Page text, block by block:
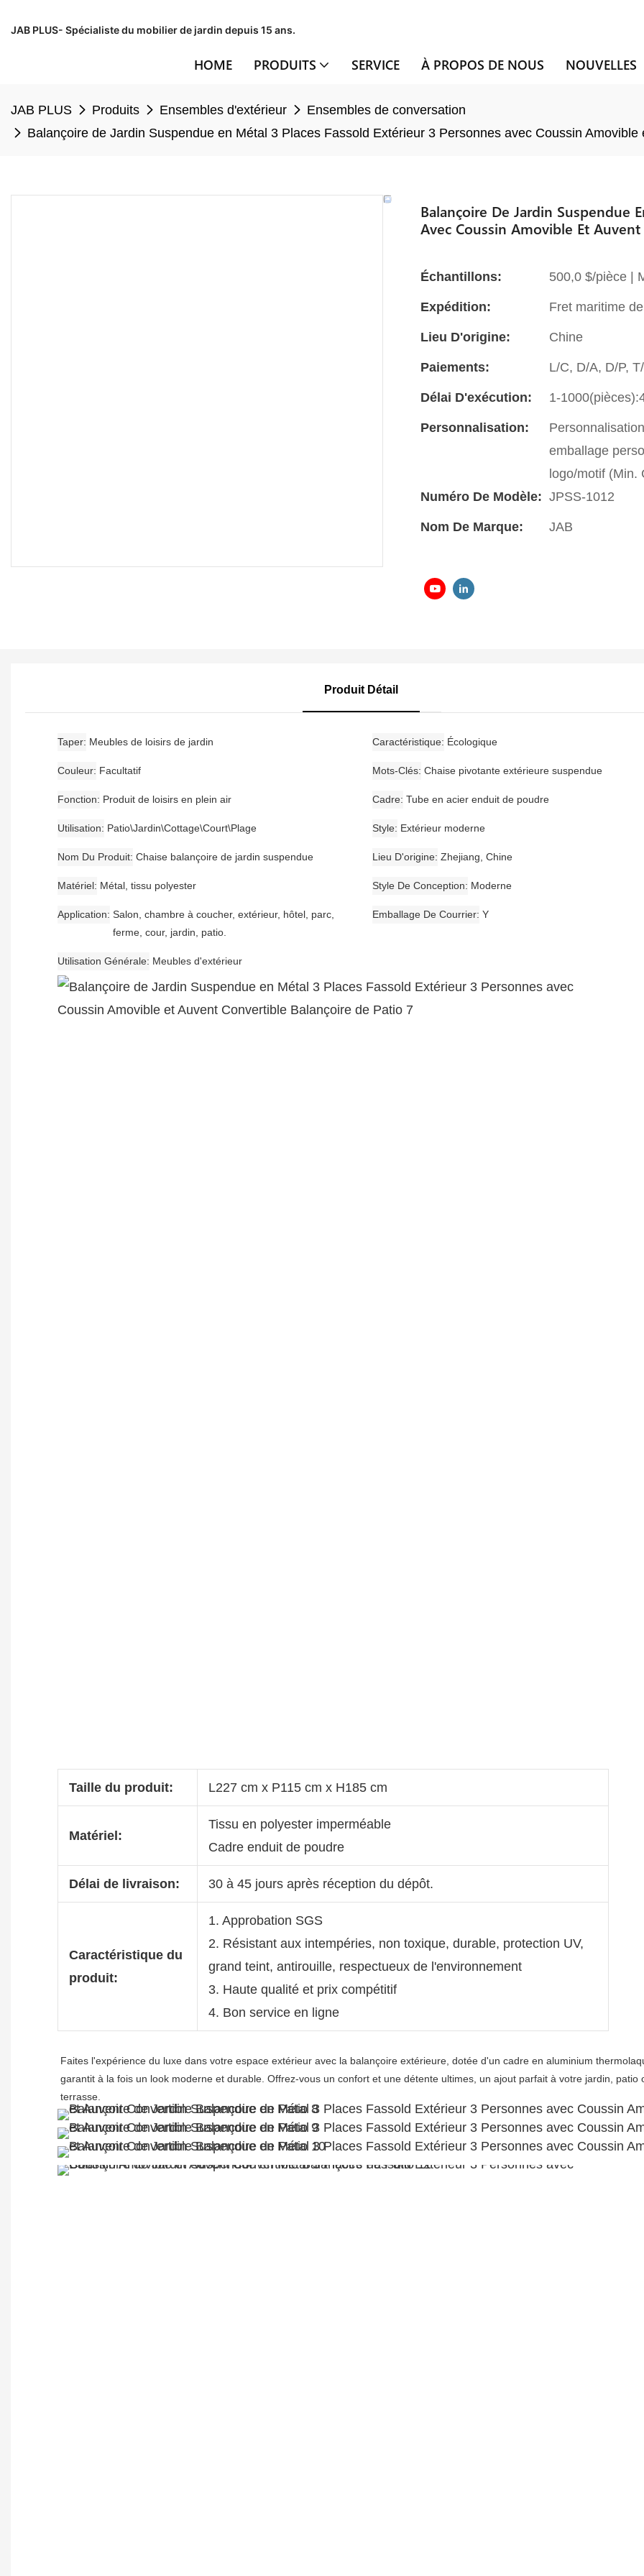
JAB PLUS- Spécialiste du mobilier de jardin depuis 15 ans.
HOME PRODUITS SERVICE À PROPOS DE NOUS NOUVELLES
JAB PLUS Produits Ensembles d'extérieur
Ensembles de conversation
Balançoire de Jardin Suspendue en Métal 3 Places Fassold Extérieur 3 Personnes avec Coussin
Balançoire De Jardin Suspendue
Avec Coussin Amovible Et
Échantillons: 500,0 $/pièce |
Expédition: Fret maritime
Lieu D'origine: Chine
Paiements: L/C, D/A, D/P,
Délai D'exécution: 1-
Personnalisation:
emballage
logo/motif (Min.
Numéro De Modèle: JPSS-1012
Nom De Marque: JAB
Produit Détail
Taper Meubles de loisirs de jardin Caractéristique Écologique
Couleur Facultatif Mots-Clés Chaise pivotante extérieure suspendue
Fonction Produit de loisirs en plein air Cadre Tube en acier enduit de poudre
Utilisation Patio\Jardin\Cottage\Court\Plage Style Extérieur moderne
Nom Du Produit Chaise balançoire de jardin suspendue Lieu D'origine Zhejiang, Chine
Matériel Métal, tissu polyester Style De Conception Moderne
Application Salon, chambre à coucher, extérieur, hôtel, parc,
ferme, cour, jardin, patio.
Emballage De Courrier Y
Utilisation Générale Meubles d'extérieur
Taille du produit: L227 cm x P115 cm x H185 cm
Matériel:
Tissu en polyester imperméable
Cadre enduit de poudre
Délai de livraison: 30 à 45 jours après réception du dépôt.
Caractéristique du
produit:
1. Approbation SGS
2. Résistant aux intempéries, non toxique, durable, protection UV,
grand teint, antirouille, respectueux de l'environnement
3. Haute qualité et prix compétitif
4. Bon service en ligne
Faites l'expérience du luxe dans votre espace extérieur avec la balançoire extérieure, dotée d'un cadre en aluminium
garantit à la fois un look moderne et durable. Offrez-vous un confort et une détente ultimes, un ajout parfait à votre jardin, patio